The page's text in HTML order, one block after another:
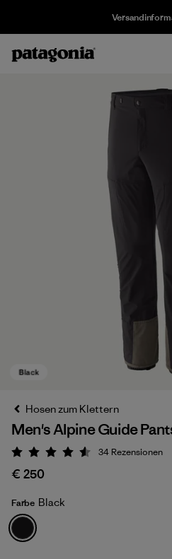
Black
Hosen zum Klettern
Men's Alpine Guide
Bewertung: 4.6 / 5
34 Rezensionen
€ 250
Farbe Black